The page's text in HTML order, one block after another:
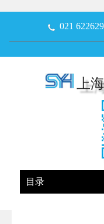
021
上
目录